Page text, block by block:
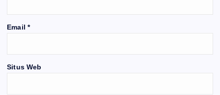
Email *
Situs Web